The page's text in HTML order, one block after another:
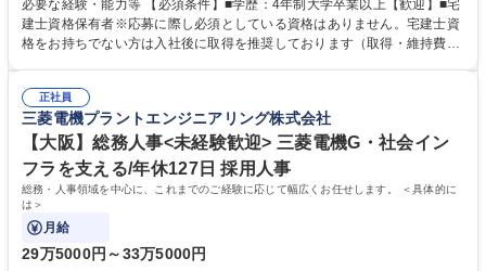
ング、登記簿取得、調書取得・支払業務（各種費用支払、支払管理、請
求・支払データ登録、取引先マスター申請対応）・予算作成及び予実管
の他に担当頂く業務が発生する場合があります。 募集職種 【営業事務】
業務職/三井物産グループ/平均残業時間10H/完全週休2日
必要な経験・能力等 【必須条件】■学歴：4年制大学卒業以上【歓迎】■宅
建士資格保有者※応募に際し必須としている資格はありません。宅建士資
格をお持ちでない方は入社後に取得を推奨しております（取得・維持費用
ション力がある方。 ・チャレンジを厭わず、粘り強く業務に取り組める
方。多様な関係者と謙虚に信頼関係を構築でき、期限を意識したスケジュ
ール管理が出来る方。※将来的に他部署（営業部門、コーポレート部門）
へのジョブローテーションの可能性があります。 学歴・資格 学歴：大学
院 大学 語学力： 資格：宅地建物取引士
正社員
三菱電機プラントエンジニアリング株式会社
【大阪】総務人事<未経験歓迎> 三菱電機G・社会イン
フラを支える/年休127日 採用人事
総務・人事領域を中心に、これまでのご経験に応じて幅広くお任せします。 ＜具体的に
は＞
月給
29万5000円～33万5000円